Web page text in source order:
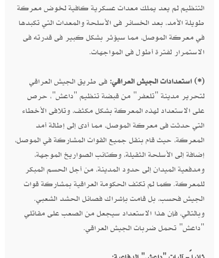
التنظيم لم يعد يملك معدات عسكرية كافية لخوض معركة
طويلة الأمد، بعد الخسائر فى الأسلحة والمعدات التي تكبدها
في معركة الموصل، مما سيؤثر بشكل كبير فى قدرته فى
الاستمرار لفترة أطول فى المواجهات.
(*) استعدادات الجيش العراقي: فى طريق الجيش العراقي
لتحرير مدينة "تلعفر" من قبضة تنظيم "داعش"، حرص
على الاستعداد لهذه المعركة بشكل مكثف، وتلافى الأخطاء
التي حدثت فى معركة الموصل، مما أدى إلى إطالة أمد
المعركة، حيث قام بنقل جميع القوات المشاركة في الموصل،
إضافة إلى الأسلحة الثقيلة، وكتائب الصواريخ الموجهة،
ومدفعية الميدان إلى حدود المدينة، من أجل الحسم المبكر
للمعركة. كما لم تكتف الحكومة العراقية بمشاركة قوات
الجيش فحسب، بل قامت بإشراك فصائل الحشد الشعبي.
وبالتالي، فإن هذا الاستعداد سيجعل من الصعب على مقاتلي
"داعش" تحمل ضربات الجيش العراقي.